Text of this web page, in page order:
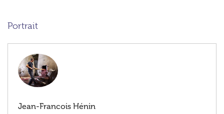
Portrait
Jean-Francois Hénin